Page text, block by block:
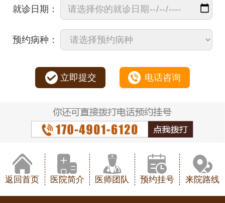
就诊日期：
预约病种：
立即提交 电话咨询
返回首页 医院简介 医师团队 预约挂号 来院路线